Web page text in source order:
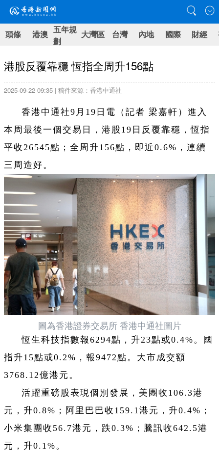
頭條 港澳 五年規
劃
大灣區 台灣 內地 國際 財經
港股反覆靠穩 恆指全周升156點
2025-09-22 09:35 | 稿件來源：香港中通社
香港中通社9月19日電（記者 梁嘉軒）進入
本周最後一個交易日，港股19日反覆靠穩，恆指
平收26545點；全周升156點，即近0.6%，連續
三周造好。
圖為香港證券交易所 香港中通社圖片
恆生科技指數報6294點，升23點或0.4%。國
指升15點或0.2%，報9472點。大市成交額
3768.12億港元。
活躍重磅股表現個別發展，美團收106.3港
元，升0.8%；阿里巴巴收159.1港元，升0.4%；
小米集團收56.7港元，跌0.3%；騰訊收642.5港
元，升0.1%。